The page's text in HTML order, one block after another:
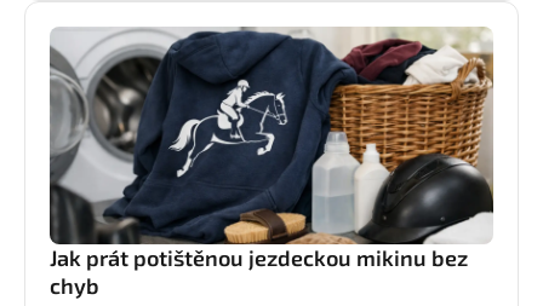
Jak prát potištěnou jezdeckou mikinu bez
chyb